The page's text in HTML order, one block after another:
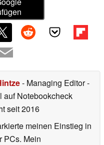
- Managing Editor-
auf Notebookcheck
seit 2016
meinen Einstieg in
PCs. Mein